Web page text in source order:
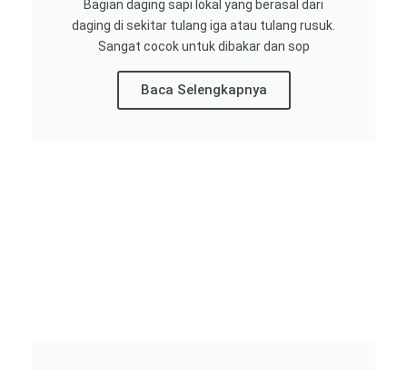
Bagian daging sapi lokal yang berasal dari
daging di sekitar tulang iga atau tulang rusuk.
Sangat cocok untuk dibakar dan sop
Baca Selengkapnya